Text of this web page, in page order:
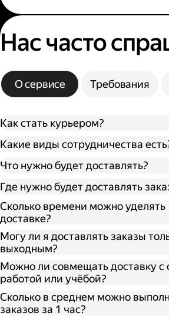
Нас часто
О сервисе Требования
Как стать курьером?
Какие виды сотрудничества
Через парк;
Через парк как самозанятый;
Как самозанятый;
Как индивидуальный
Что нужно будет доставлять?
Где нужно будет доставлять
Сколько времени можно уделять
доставке?
Могу ли я доставлять заказы
выходным?
Можно ли совмещать доставку с
работой или учёбой?
Сколько в среднем можно
заказов за 1 час?